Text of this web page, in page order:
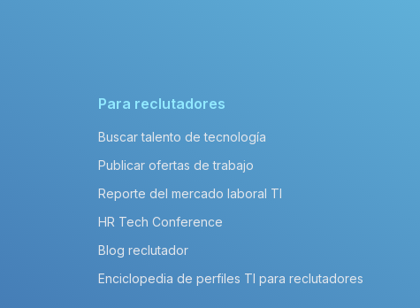
Para reclutadores
Buscar talento de tecnología
Publicar ofertas de trabajo
Reporte del mercado laboral TI
HR Tech Conference
Blog reclutador
Enciclopedia de perfiles TI para reclutadores